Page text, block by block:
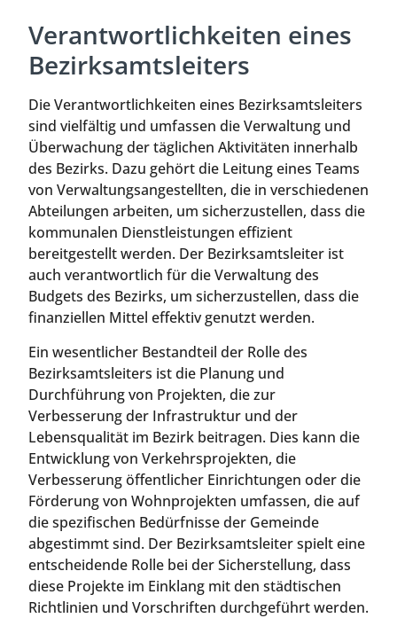
Verantwortlichkeiten eines
Bezirksamtsleiters
Die Verantwortlichkeiten eines Bezirksamtsleiters
sind vielfältig und umfassen die Verwaltung und
Überwachung der täglichen Aktivitäten innerhalb
des Bezirks. Dazu gehört die Leitung eines Teams
von Verwaltungsangestellten, die in verschiedenen
Abteilungen arbeiten, um sicherzustellen, dass die
kommunalen Dienstleistungen effizient
bereitgestellt werden. Der Bezirksamtsleiter ist
auch verantwortlich für die Verwaltung des
Budgets des Bezirks, um sicherzustellen, dass die
finanziellen Mittel effektiv genutzt werden.
Ein wesentlicher Bestandteil der Rolle des
Bezirksamtsleiters ist die Planung und
Durchführung von Projekten, die zur
Verbesserung der Infrastruktur und der
Lebensqualität im Bezirk beitragen. Dies kann die
Entwicklung von Verkehrsprojekten, die
Verbesserung öffentlicher Einrichtungen oder die
Förderung von Wohnprojekten umfassen, die auf
die spezifischen Bedürfnisse der Gemeinde
abgestimmt sind. Der Bezirksamtsleiter spielt eine
entscheidende Rolle bei der Sicherstellung, dass
diese Projekte im Einklang mit den städtischen
Richtlinien und Vorschriften durchgeführt werden.